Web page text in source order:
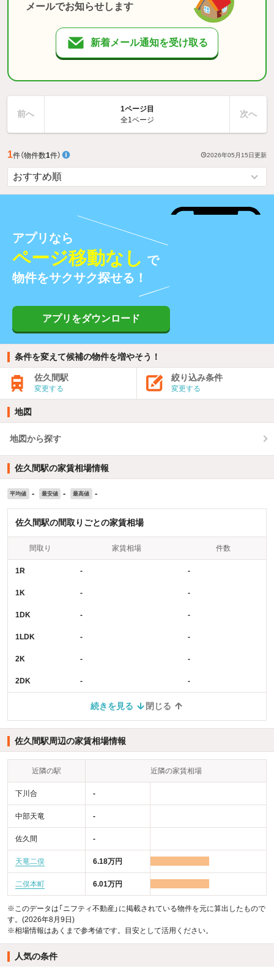
メールでお知らせします
新着メール通知を受け取る
前へ
1ページ目
全1ページ
次へ
1件（物件数1件） 2026年05月15日更新
アプリなら
ページ移動なし で
物件をサクサク探せる！
アプリをダウンロード
条件を変えて候補の物件を増やそう！
佐久間駅
変更する
絞り込み条件
変更する
地図
地図から探す
佐久間駅の家賃相場情報
平均値 - 最安値 - 最高値 -
佐久間駅の間取りごとの家賃相場
間取り 家賃相場 件数
1R - -
1K - -
1DK - -
1LDK - -
2K - -
2DK - -
続きを見る 閉じる
佐久間駅周辺の家賃相場情報
近隣の駅 近隣の家賃相場
下川合 -
中部天竜 -
佐久間 -
天竜二俣 6.18万円
二俣本町 6.01万円
※このデータは「ニフティ不動産」に掲載されている物件を元に算出したもので
す。(2026年8月9日)
※相場情報はあくまで参考値です。目安として活用ください。
人気の条件